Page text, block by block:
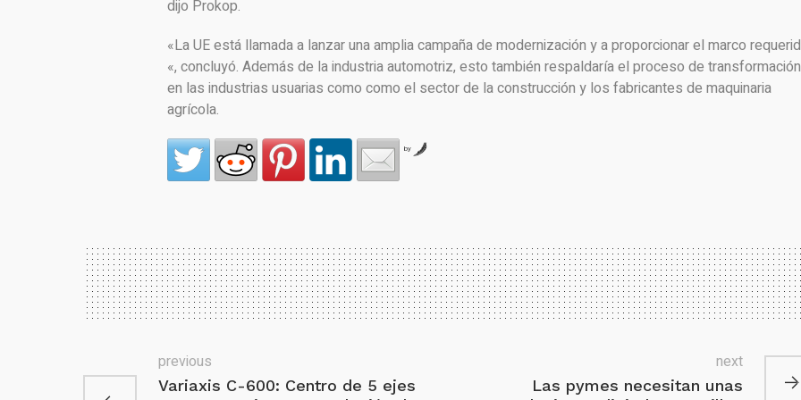
dijo Prokop.
«La UE está llamada a lanzar una amplia campaña de modernización y a proporcionar el marco
«, concluyó. Además de la industria automotriz, esto también respaldaría el proceso de transformación
en las industrias usuarias como como el sector de la construcción y los fabricantes de maquinaria
agrícola.
by
Variaxis C-600: Centro de 5 ejes
previous
Las pymes necesitan unas
next